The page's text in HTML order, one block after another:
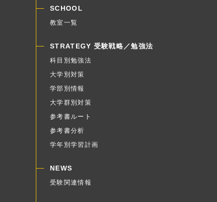
SCHOOL
教室一覧
STRATEGY 受験戦略／勉強法
科目別勉強法
大学別対策
学部別情報
大学群別対策
参考書ルート
参考書分析
学年別学習計画
NEWS
受験関連情報